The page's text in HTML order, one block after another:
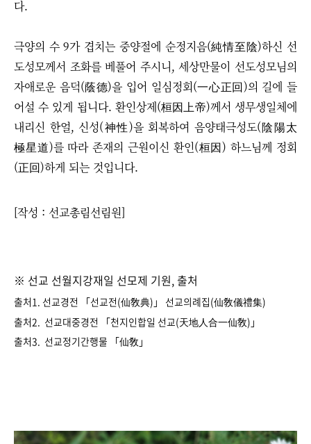
다.
극양의 수 9가 겹치는 중양절에 순정지음(純情至陰)하신 선
도성모께서 조화를 베풀어 주시니, 세상만물이 선도성모님의
자애로운 음덕(蔭德)을 입어 일심정회(一心正回)의 길에 들
어설 수 있게 됩니다. 환인상제(桓因上帝)께서 생무생일체에
내리신 한얼, 신성(神性)을 회복하여 음양태극성도(陰陽太
極星道)를 따라 존재의 근원이신 환인(桓因) 하느님께 정회
(正回)하게 되는 것입니다.
[작성 : 선교총림선림원]
※ 선교 선월지강재일 선모제 기원, 출처
출처1. 선교경전 「선교전(仙敎典)」 선교의례집(仙敎儀禮集)
출처2. 선교대중경전 「천지인합일 선교(天地人合一仙敎) 」
출처3. 선교정기간행물 「仙敎 」